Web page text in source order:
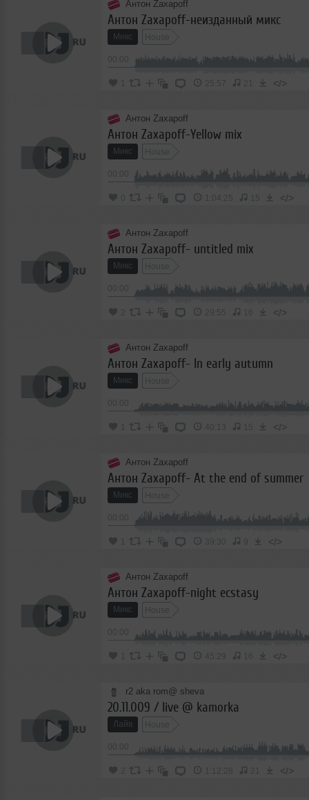
Антон Zaxapoff
Антон Zaxapoff-неизданный микс
Микс House
25:57 21 </>
Антон Zaxapoff
Антон Zaxapoff-Yellow mix
Микс House
1:04:25 15 </>
Антон Zaxapoff
Антон Zaxapoff- untitled mix
Микс House
2 29:55 16 </>
Антон Zaxapoff
Антон Zaxapoff- In early autumn
Микс House
40:13 15 </>
Антон Zaxapoff
Антон Zaxapoff- At the end of summer
Микс House
39:30 9 </>
Антон Zaxapoff
Антон Zaxapoff-night ecstasy
Микс House
45:29 16 </>
r2 aka rom@ sheva
20.11.009 / live @ kamorka
Лайв House
2 1:12:28 21 </>